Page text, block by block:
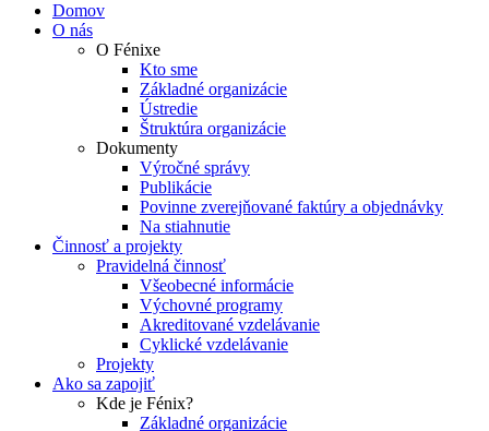
Domov
O nás
O Fénixe
Kto sme
Základné organizácie
Ústredie
Štruktúra organizácie
Dokumenty
Výročné správy
Publikácie
Povinne zverejňované faktúry a objednávky
Na stiahnutie
Činnosť a projekty
Pravidelná činnosť
Všeobecné informácie
Výchovné programy
Akreditované vzdelávanie
Cyklické vzdelávanie
Projekty
Ako sa zapojiť
Kde je Fénix?
Základné organizácie